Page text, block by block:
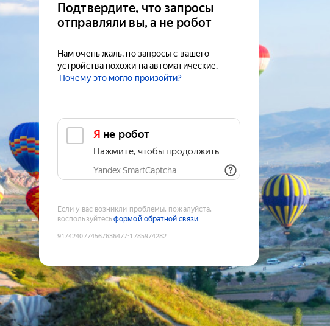
Подтвердите, что запросы
отправляли вы, а не робот
Нам очень жаль, но запросы с вашего
устройства похожи на автоматические.
Почему это могло произойти?
Я не робот
Нажмите, чтобы продолжить
Yandex SmartCaptcha
Если у вас возникли проблемы, пожалуйста,
воспользуйтесьформой обратной связи
9174240774567636477:1785974282